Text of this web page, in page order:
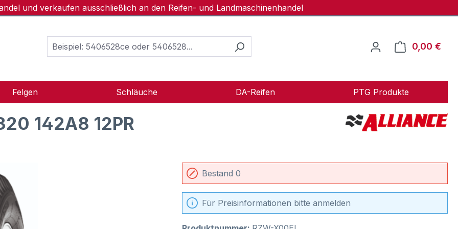
und verkaufen ausschließlich an den Reifen- und Landmaschinenhandel
0,00 €
Felgen Schläuche DA-Reifen PTG Produkte
142A8 12PR
Bestand 0
Für Preisinformationen bitte anmelden